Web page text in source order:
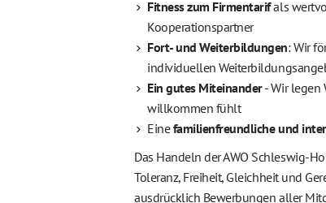
Fitness zum Firmentarifals
Kooperationspartner
Fort- und Weiterbildungen: Wir
individuellen
Ein gutes Miteinander- Wir legen
willkommen fühlt
Einefamilienfreundliche und
Das Handeln der AWO Schleswig-
Toleranz, Freiheit, Gleichheit und
ausdrücklich Bewerbungen aller